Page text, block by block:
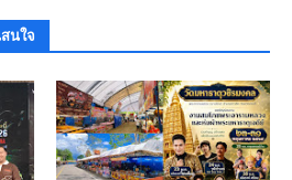
นใจ